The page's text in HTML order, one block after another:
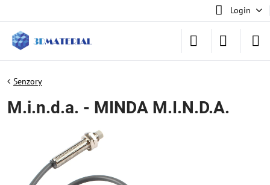
Login
Senzory
M.i.n.d.a. - MINDA M.I.N.D.A.